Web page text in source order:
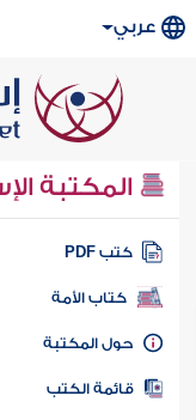
عربي
المكتبة
كتب PDF
كتاب الأمة
المكتبة